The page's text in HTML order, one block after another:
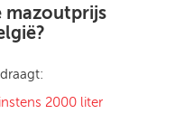
mazoutprijs
?
2000 liter